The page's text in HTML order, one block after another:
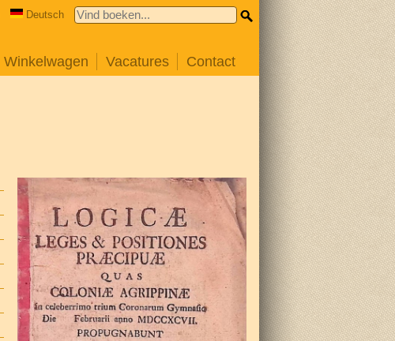
Deutsch
Winkelwagen Vacatures Contact